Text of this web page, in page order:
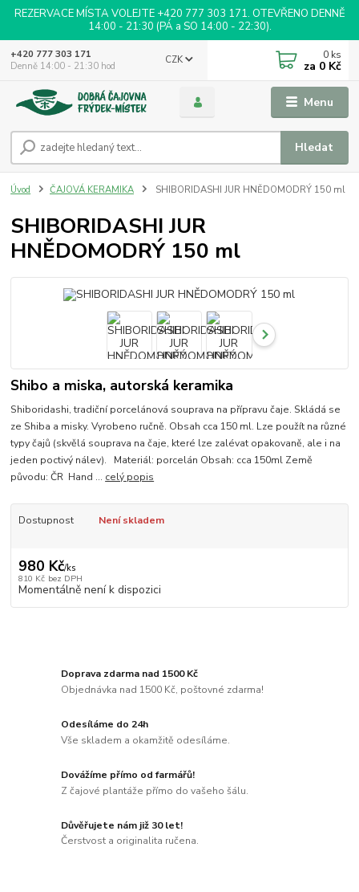
REZERVACE MÍSTA VOLEJTE +420 777 303 171. OTEVŘENO DENNĚ
14:00 - 21:30 (PÁ a SO 14:00 - 22:30).
Menu
CZK
Hledat
+420 777 303 171
Denně 14:00 - 21:30 hod
0 ks
za 0 Kč
Úvod ČAJOVÁ KERAMIKA SHIBORIDASHI JUR HNĚDOMODRÝ 150 ml
SHIBORIDASHI JUR
HNĚDOMODRÝ 150 ml
Shibo a miska, autorská keramika
Shiboridashi, tradiční porcelánová souprava na přípravu čaje. Skládá se
ze Shiba a misky. Vyrobeno ručně. Obsah cca 150 ml. Lze použít na různé
typy čajů (skvělá souprava na čaje, které lze zalévat opakovaně, ale i na
jeden poctivý nálev). Materiál: porcelán Obsah: cca 150ml Země
původu: ČR Hand ... celý popis
Dostupnost Není skladem
980 Kč/ks
810 Kč bez DPH
Momentálně není k dispozici
Doprava zdarma nad 1500 Kč
Objednávka nad 1500 Kč, poštovné zdarma!
Odesíláme do 24h
Vše skladem a okamžitě odesíláme.
Dovážíme přímo od farmářů!
Z čajové plantáže přímo do vašeho šálu.
Důvěřujete nám již 30 let!
Čerstvost a originalita ručena.